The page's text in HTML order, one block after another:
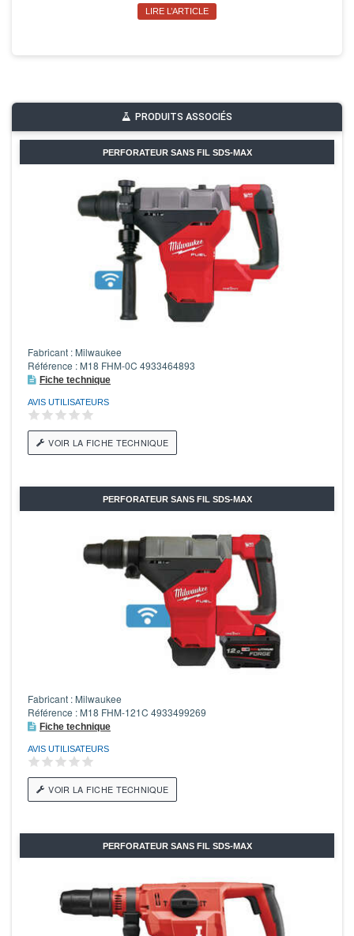
LIRE L’ARTICLE
PRODUITS ASSOCIÉS
PERFORATEUR SANS FIL SDS-MAX
Fabricant : Milwaukee
Référence : M18 FHM-0C 4933464893
Fiche technique
AVIS UTILISATEURS
VOIR LA FICHE TECHNIQUE
PERFORATEUR SANS FIL SDS-MAX
Fabricant : Milwaukee
Référence : M18 FHM-121C 4933499269
Fiche technique
AVIS UTILISATEURS
VOIR LA FICHE TECHNIQUE
PERFORATEUR SANS FIL SDS-MAX